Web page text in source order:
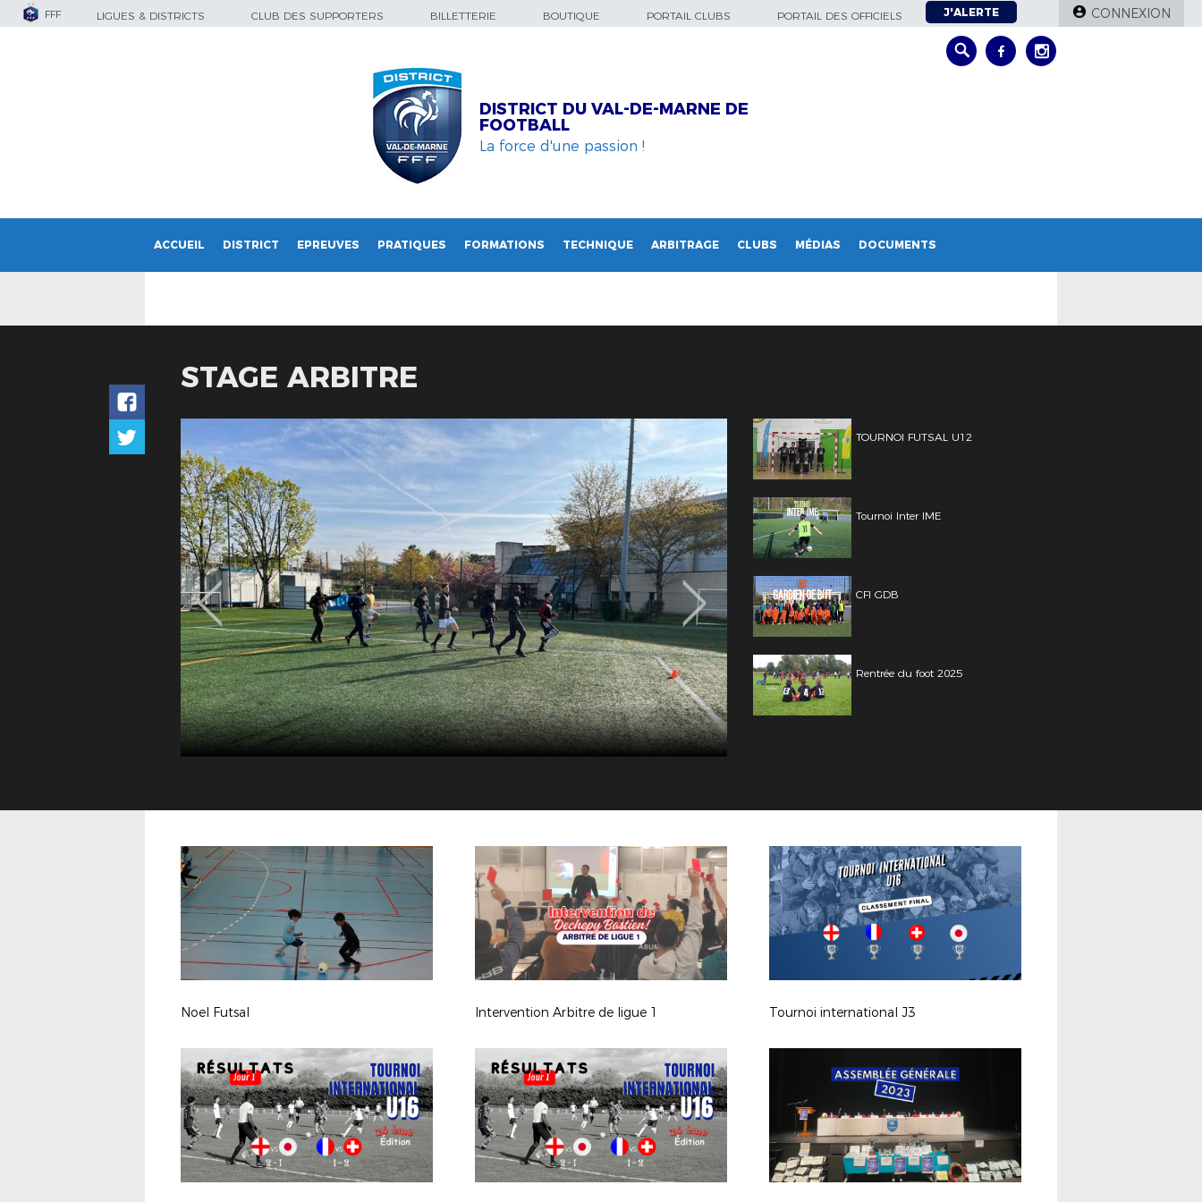
FFF LIGUES & DISTRICTS CLUB DES SUPPORTERS BILLETTERIE BOUTIQUE PORTAIL CLUBS PORTAIL DES OFFICIELS J'ALERTE CONNEXION
DISTRICT DU VAL-DE-MARNE DE
FOOTBALL
La force d'une passion !
ACCUEIL DISTRICT EPREUVES PRATIQUES FORMATIONS TECHNIQUE ARBITRAGE CLUBS MÉDIAS DOCUMENTS
STAGE ARBITRE
TOURNOI FUTSAL U12
Tournoi Inter IME
CFI GDB
Rentrée du foot 2025
Noel Futsal Intervention Arbitre de ligue 1 Tournoi international J3